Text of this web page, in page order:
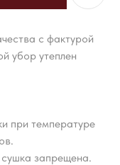
с фактурой
убор утеплен
при температуре
запрещена.